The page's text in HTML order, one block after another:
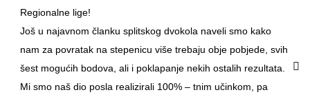
Regionalne lige!
Još u najavnom članku splitskog dvokola naveli smo kako
nam za povratak na stepenicu više trebaju obje pobjede, svih
šest mogućih bodova, ali i poklapanje nekih ostalih rezultata.
Mi smo naš dio posla realizirali 100% – tnim učinkom, pa